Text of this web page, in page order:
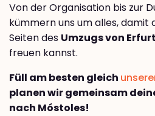
Von der Organisation bis zur
kümmern uns um alles, damit
Seiten des Umzugs von
freuen kannst.
Füll am besten gleich
planen wir gemeinsam
nach Móstoles!